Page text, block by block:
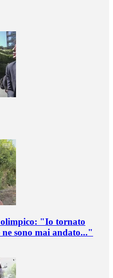
"Io tornato
sono mai andato..."